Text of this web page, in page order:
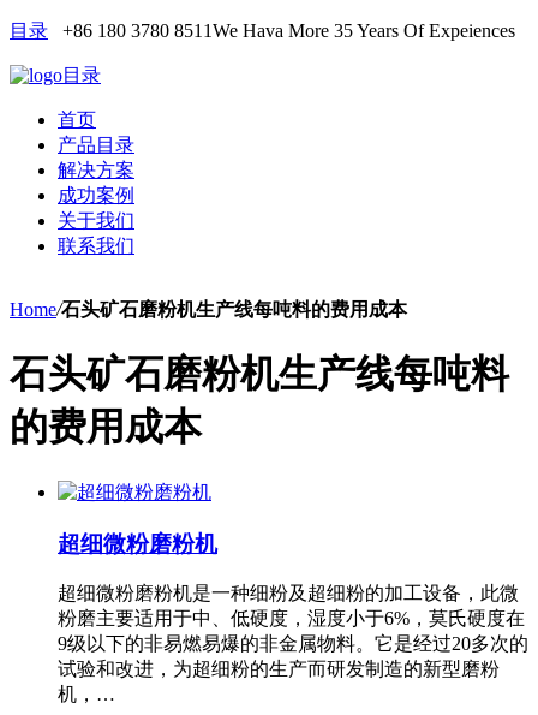
目录 +86 180 3780 8511We Hava More 35 Years Of Expeiences
目录
首页
产品目录
解决方案
成功案例
关于我们
联系我们
Home/石头矿石磨粉机生产线每吨料的费用成本
石头矿石磨粉机生产线每吨料
的费用成本
超细微粉磨粉机
超细微粉磨粉机是一种细粉及超细粉的加工设备，此微
粉磨主要适用于中、低硬度，湿度小于6%，莫氏硬度在
9级以下的非易燃易爆的非金属物料。它是经过20多次的
试验和改进，为超细粉的生产而研发制造的新型磨粉
机，…